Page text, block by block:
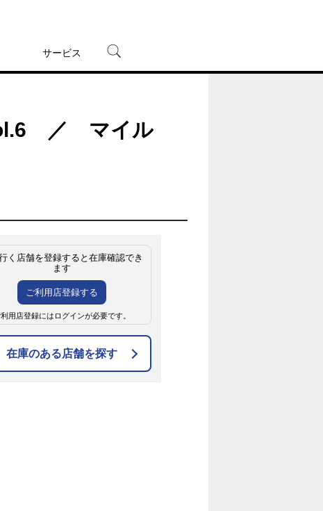
サービス
TSUTAYAプレミアムNEXT
／ マイル
く店舗を登録すると在庫確認でき
ます
ご利用店登録する
利用店登録にはログインが必要です。
在庫のある店舗を探す